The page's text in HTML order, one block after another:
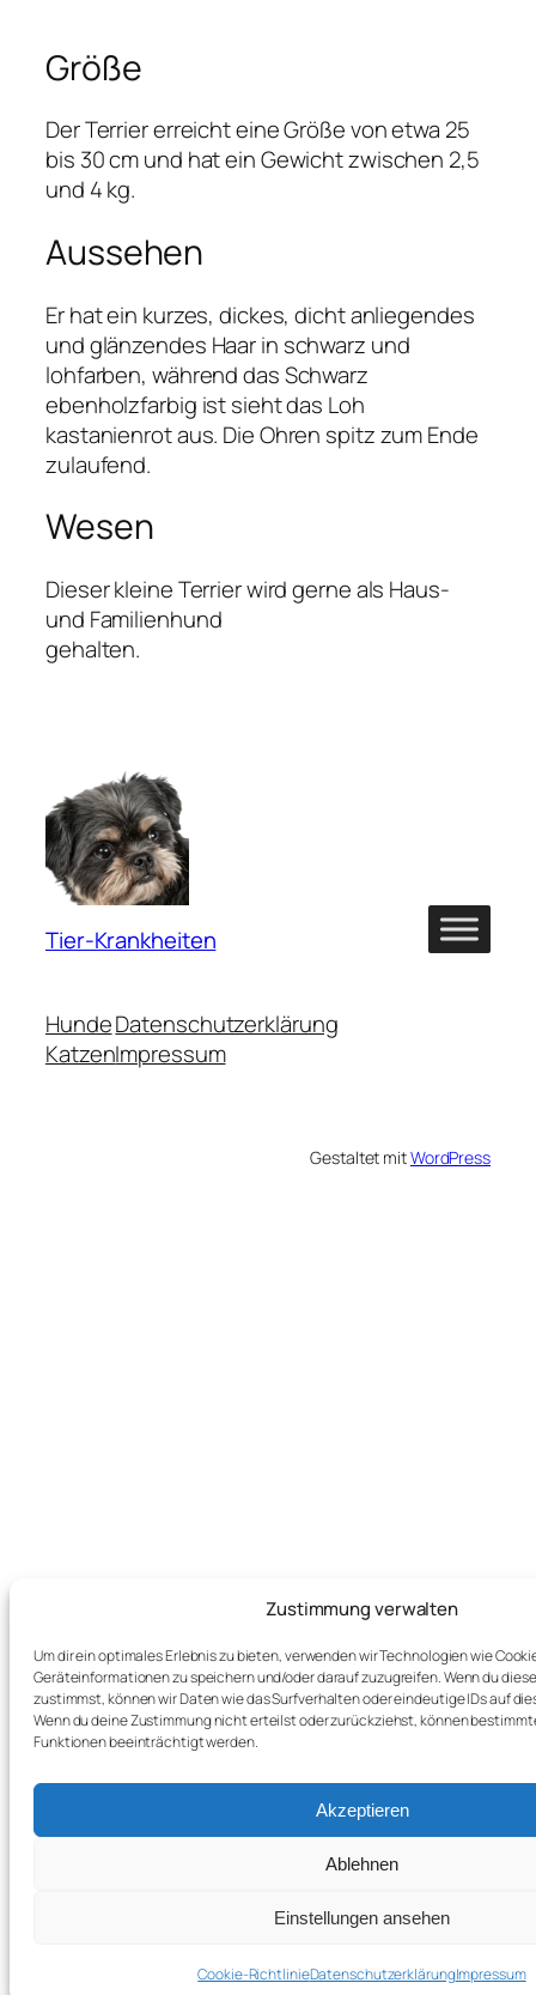
Zustimmung verwalten
Um dir ein optimales Erlebnis zu bieten, verwenden wir Technologien wie
Geräteinformationen zu speichern und/oder darauf zuzugreifen. Wenn du
zustimmst, können wir Daten wie das Surfverhalten oder eindeutige IDs auf
Wenn du deine Zustimmung nicht erteilst oder zurückziehst, können
Funktionen beeinträchtigt werden.
Akzeptieren
Ablehnen
Einstellungen ansehen
Cookie-RichtlinieDatenschutzerklärungImpressum
Größe
Der Terrier erreicht eine Größe von etwa 25
bis 30 cm und hat ein Gewicht zwischen 2,5
und 4 kg.
Aussehen
Er hat ein kurzes, dickes, dicht anliegendes
und glänzendes Haar in schwarz und
lohfarben, während das Schwarz
ebenholzfarbig ist sieht das Loh
kastanienrot aus. Die Ohren spitz zum Ende
zulaufend.
Wesen
Dieser kleine Terrier wird gerne als Haus-
und Familienhund
gehalten.
Tier-Krankheiten
Hunde
Katzen
Datenschutzerklärung
Impressum
Gestaltet mitWordPress